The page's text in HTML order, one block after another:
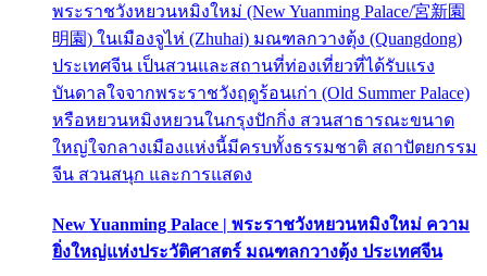
พระราชวังหยวนหมิงใหม่ (New Yuanming Palace/宮新園
明園) ในเมืองจูไห่ (Zhuhai) มณฑลกวางตุ้ง (Quangdong)
ประเทศจีน เป็นสวนและสถานที่ท่องเที่ยวที่ได้รับแรง
บันดาลใจจากพระราชวังฤดูร้อนเก่า (Old Summer Palace)
หรือหยวนหมิงหยวนในกรุงปักกิ่ง สวนสาธารณะขนาด
ใหญ่ใจกลางเมืองแห่งนี้มีครบทั้งธรรมชาติ สถาปัตยกรรม
จีน สวนสนุก และการแสดง
New Yuanming Palace | พระราชวังหยวนหมิงใหม่ ความ
ยิ่งใหญ่แห่งประวัติศาสตร์ มณฑลกวางตุ้ง ประเทศจีน